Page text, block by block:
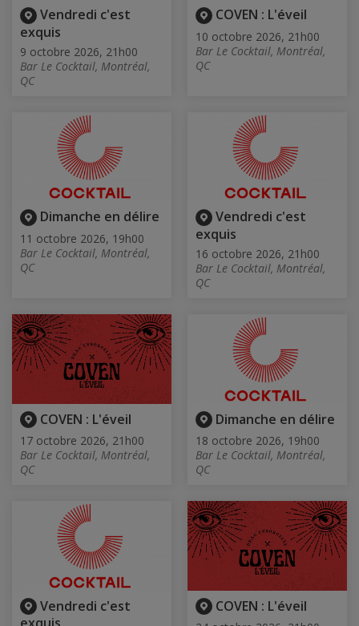
Vendredi c'est
exquis
9 octobre 2026, 21h00
Bar Le Cocktail, Montréal,
QC
COVEN : L'éveil
10 octobre 2026, 21h00
Bar Le Cocktail, Montréal,
QC
Dimanche en délire
11 octobre 2026, 19h00
Bar Le Cocktail, Montréal,
QC
Vendredi c'est
exquis
16 octobre 2026, 21h00
Bar Le Cocktail, Montréal,
QC
COVEN : L'éveil
17 octobre 2026, 21h00
Bar Le Cocktail, Montréal,
QC
Dimanche en délire
18 octobre 2026, 19h00
Bar Le Cocktail, Montréal,
QC
Vendredi c'est
COVEN : L'éveil